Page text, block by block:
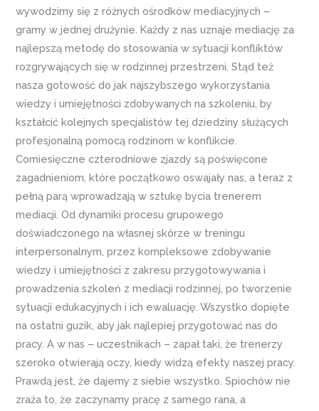
wywodzimy się z różnych ośrodków mediacyjnych –
gramy w jednej drużynie. Każdy z nas uznaje mediację za
najlepszą metodę do stosowania w sytuacji konfliktów
rozgrywających się w rodzinnej przestrzeni. Stąd też
nasza gotowość do jak najszybszego wykorzystania
wiedzy i umiejętności zdobywanych na szkoleniu, by
kształcić kolejnych specjalistów tej dziedziny służących
profesjonalną pomocą rodzinom w konflikcie.
Comiesięczne czterodniowe zjazdy są poświęcone
zagadnieniom, które początkowo oswajały nas, a teraz z
pełną parą wprowadzają w sztukę bycia trenerem
mediacji. Od dynamiki procesu grupowego
doświadczonego na własnej skórze w treningu
interpersonalnym, przez kompleksowe zdobywanie
wiedzy i umiejętności z zakresu przygotowywania i
prowadzenia szkoleń z mediacji rodzinnej, po tworzenie
sytuacji edukacyjnych i ich ewaluację. Wszystko dopięte
na ostatni guzik, aby jak najlepiej przygotować nas do
pracy. A w nas – uczestnikach – zapał taki, że trenerzy
szeroko otwierają oczy, kiedy widzą efekty naszej pracy.
Prawdą jest, że dajemy z siebie wszystko. Spiochów nie
zraża to, że zaczynamy pracę z samego rana, a